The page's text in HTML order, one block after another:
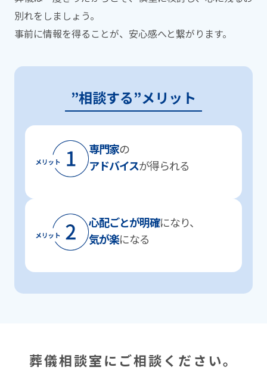
別れをしましょう。
事前に情報を得ることが、安⼼感へと繋がります。
”相談する”メリット
専⾨家の
アドバイスが得られる
⼼配ごとが明確になり、
気が楽になる
葬儀相談室にご相談ください。